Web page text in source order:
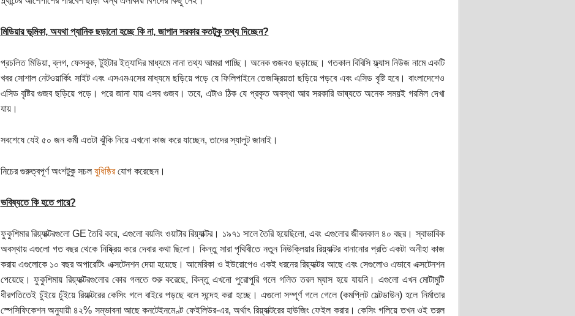
মিডিয়ার ভূমিকা, অযথা প্যানিক ছড়ানো হচ্ছে কি না, জাপান সরকার কতটুকু তথ্য দিচ্ছেন?
প্রচলিত মিডিয়া, ব্লগ, ফেসবুক, টুইটার ইত্যাদির মাধ্যমে নানা তথ্য আমরা পাচ্ছি। অনেক গুজবও ছড়াচ্ছে। গতকাল বিবিসি ফ্ল্যাস নিউজ নামে একটি
খবর সোশাল নেটওয়ার্কিং সাইট এবং এসএমএসের মাধ্যমে ছড়িয়ে পড়ে যে ফিলিপাইনে তেজস্ক্রিয়তা ছড়িয়ে পড়বে এবং এসিড বৃষ্টি হবে। বাংলাদেশেও
এসিড বৃষ্টির গুজব ছড়িয়ে পড়ে। পরে জানা যায় এসব গুজব। তবে, এটাও ঠিক যে প্রকৃত অবস্থা আর সরকারি ভাষ্যতে অনেক সময়ই গরমিল দেখা
যায়।
সবশেষে যেই ৫০ জন কর্মী এতটা ঝুঁকি নিয়ে এখনো কাজ করে যাচ্ছেন, তাদের স্যালুট জানাই।
নিচের গুরুত্বপূর্ণ অংশটুকু সচল যুধিষ্ঠিরযোগ করেছেন।
ভবিষ্যতে কি হতে পারে?
ফুকুশিমার রিয়্যাক্টরগুলো GE তৈরি করে, এগুলো বয়লিং ওয়াটার রিয়্যাক্টর। ১৯৭১ সালে তৈরি হয়েছিলো, এবং এগুলোর জীবনকাল ৪০ বছর। স্বাভাবিক
অবস্থায় এগুলো গত বছর থেকে নিষ্ক্রিয় করে দেবার কথা ছিলো। কিন্তু সারা পৃথিবীতে নতুন নিউক্লিয়ার রিয়্যাক্টর বানানোর প্রতি একটা অনীহা কাজ
করায় এগুলোকে ১০ বছর অপারেটিং এক্সটেনশন দেয়া হয়েছে। আমেরিকা ও ইউরোপেও একই ধরনের রিয়্যাক্টর আছে এবং সেগুলোও এভাবে এক্সটেনশন
পেয়েছে। ফুকুশিমায় রিয়্যাক্টরগুলোর কোর গলতে শুরু করেছে, কিন্তু এখনো পুরোপুরি গলে গলিত তরল ম্যাস হয়ে যায়নি। এগুলো এখন মোটামুটি
ধীরগতিতেই চুঁইয়ে চুঁইয়ে রিয়াক্টরের কেসিং গলে বাইরে পড়ছে বলে সন্দেহ করা হচ্ছে। এগুলো সম্পূর্ণ গলে গেলে (কমপ্লিট মেল্টডাউন) হলে নির্মাতার
স্পেসিফিকেশন অনুযায়ী ৪২% সম্ভাবনা আছে কনটেইনমেণ্ট ফেইলিউর-এর, অর্থাৎ রিয়্যাক্টরের হাউজিং ফেইল করার। কেসিং গলিয়ে তখন ওই তরল